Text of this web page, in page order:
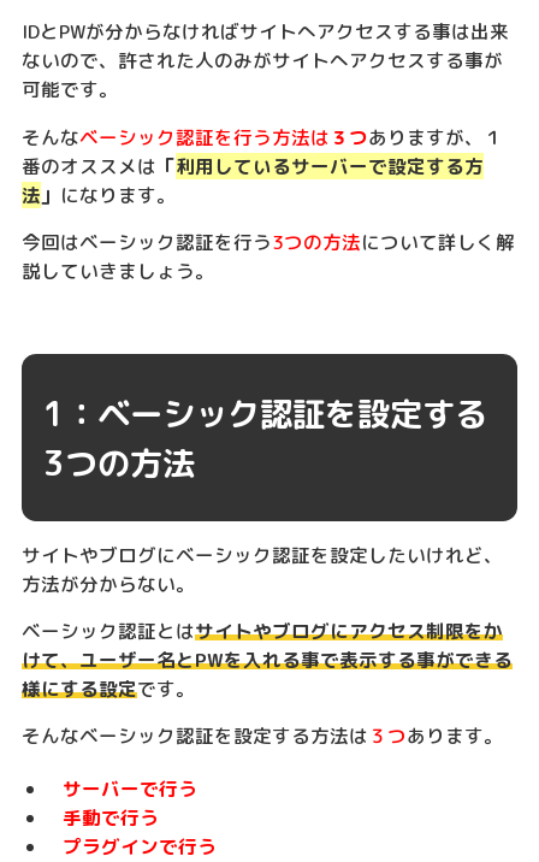
IDとPWが分からなければサイトへアクセスする事は出来
ないので、許された人のみがサイトへアクセスする事が
可能です。
そんなベーシック認証を行う方法は ３つありますが、１
番のオススメは 「利用しているサーバーで設定する方
法 」 になります。
今回はベーシック認証を行う3つの方法について詳しく解
説していきましょう。
1：ベーシック認証を設定する
3つの方法
サイトやブログにベーシック認証を設定したいけれど、
方法が分からない。
ベーシック認証とはサイトやブログにアクセス制限をか
けて、ユーザー名とPWを入れる事で表示する事ができる
様にする設定です。
そんなベーシック認証を設定する方法は ３つあります。
サーバーで行う
手動で行う
プラグインで行う